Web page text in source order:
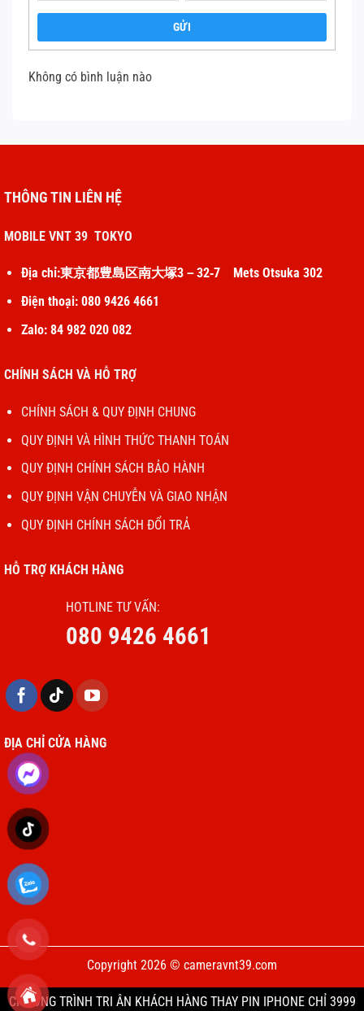
Lên đến 17 giờ
Đồ họa
13,5”:
GPU rời NVIDIA GeForce GTX 1060 với bộ
Trọng lượng
13,5 ”: Từ 1534 g
Surface Book 2 13,5”:
Intel Core i5-8350U thế hệ thứ 8
Surface Book 2 15”:
Intel Core i5-8350U
Intel Core i7-8650U thế hệ thứ 8
Phần mềm Window 10 Pro
Windows Hello
Bộ sạc
Hướng dẫn nhanh
Tài liệu bảo hành và an toàn
2 x USB-A 3.0
1 x USB-C
2 x Surface cổng Connect
Màn hình
Độ phân giải: 3240 x 2160 (260 PPI)
Tỷ lệ khung hình: 3: 2
GỬI
Không có bình luận nào
THÔNG TIN LIÊN HỆ
MOBILE VNT 39 TOKYO
Địa chỉ:東京都豊島区南大塚3－32‐7 Mets Otsuka 302
Điện thoại: 080 9426 4661
Zalo: 84 982 020 082
CHÍNH SÁCH VÀ HỖ TRỢ
CHÍNH SÁCH & QUY ĐỊNH CHUNG
QUY ĐỊNH VÀ HÌNH THỨC THANH TOÁN
QUY ĐỊNH CHÍNH SÁCH BẢO HÀNH
QUY ĐỊNH VẬN CHUYỄN VÀ GIAO NHẬN
QUY ĐỊNH CHÍNH SÁCH ĐỔI TRẢ
HỖ TRỢ KHÁCH HÀNG
HOTLINE TƯ VẤN:
080 9426 4661
ĐỊA CHỈ CỬA HÀNG
Copyright 2026 © cameravnt39.com
CHƯƠNG TRÌNH TRI ÂN KHÁCH HÀNG THAY PIN IPHONE CHỈ 3999